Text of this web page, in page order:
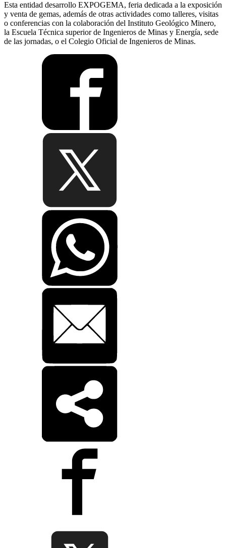
Esta entidad desarrollo EXPOGEMA, feria dedicada a la exposición
y venta de gemas, además de otras actividades como talleres, visitas
o conferencias con la colaboración del Instituto Geológico Minero,
la Escuela Técnica superior de Ingenieros de Minas y Energía, sede
de las jornadas, o el Colegio Oficial de Ingenieros de Minas.